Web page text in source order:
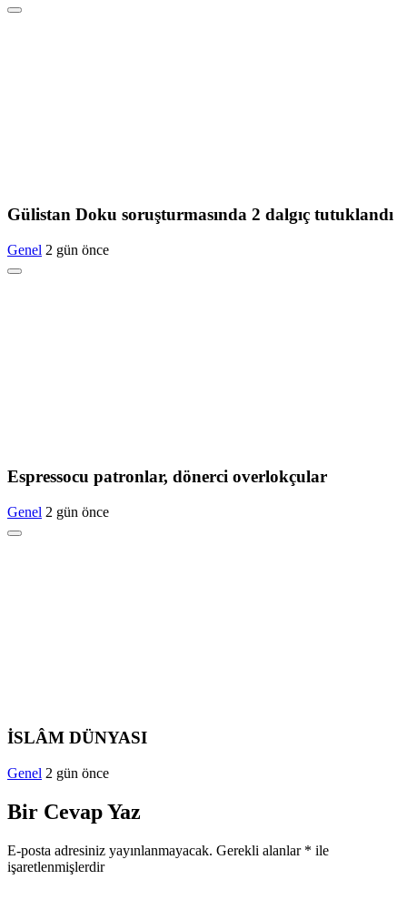
Gülistan Doku soruşturmasında 2 dalgıç tutuklandı
Genel 2 gün önce
Espressocu patronlar, dönerci overlokçular
Genel 2 gün önce
İSLÂM DÜNYASI
Genel 2 gün önce
Bir Cevap Yaz
E-posta adresiniz yayınlanmayacak. Gerekli alanlar * ile
işaretlenmişlerdir